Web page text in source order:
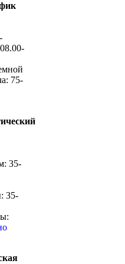
08.00-
75-
35-
35-